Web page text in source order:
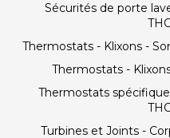
Sécurités de porte
Thermostats - Klixons -
Thermostats -
Thermostats
Turbines et Joints -